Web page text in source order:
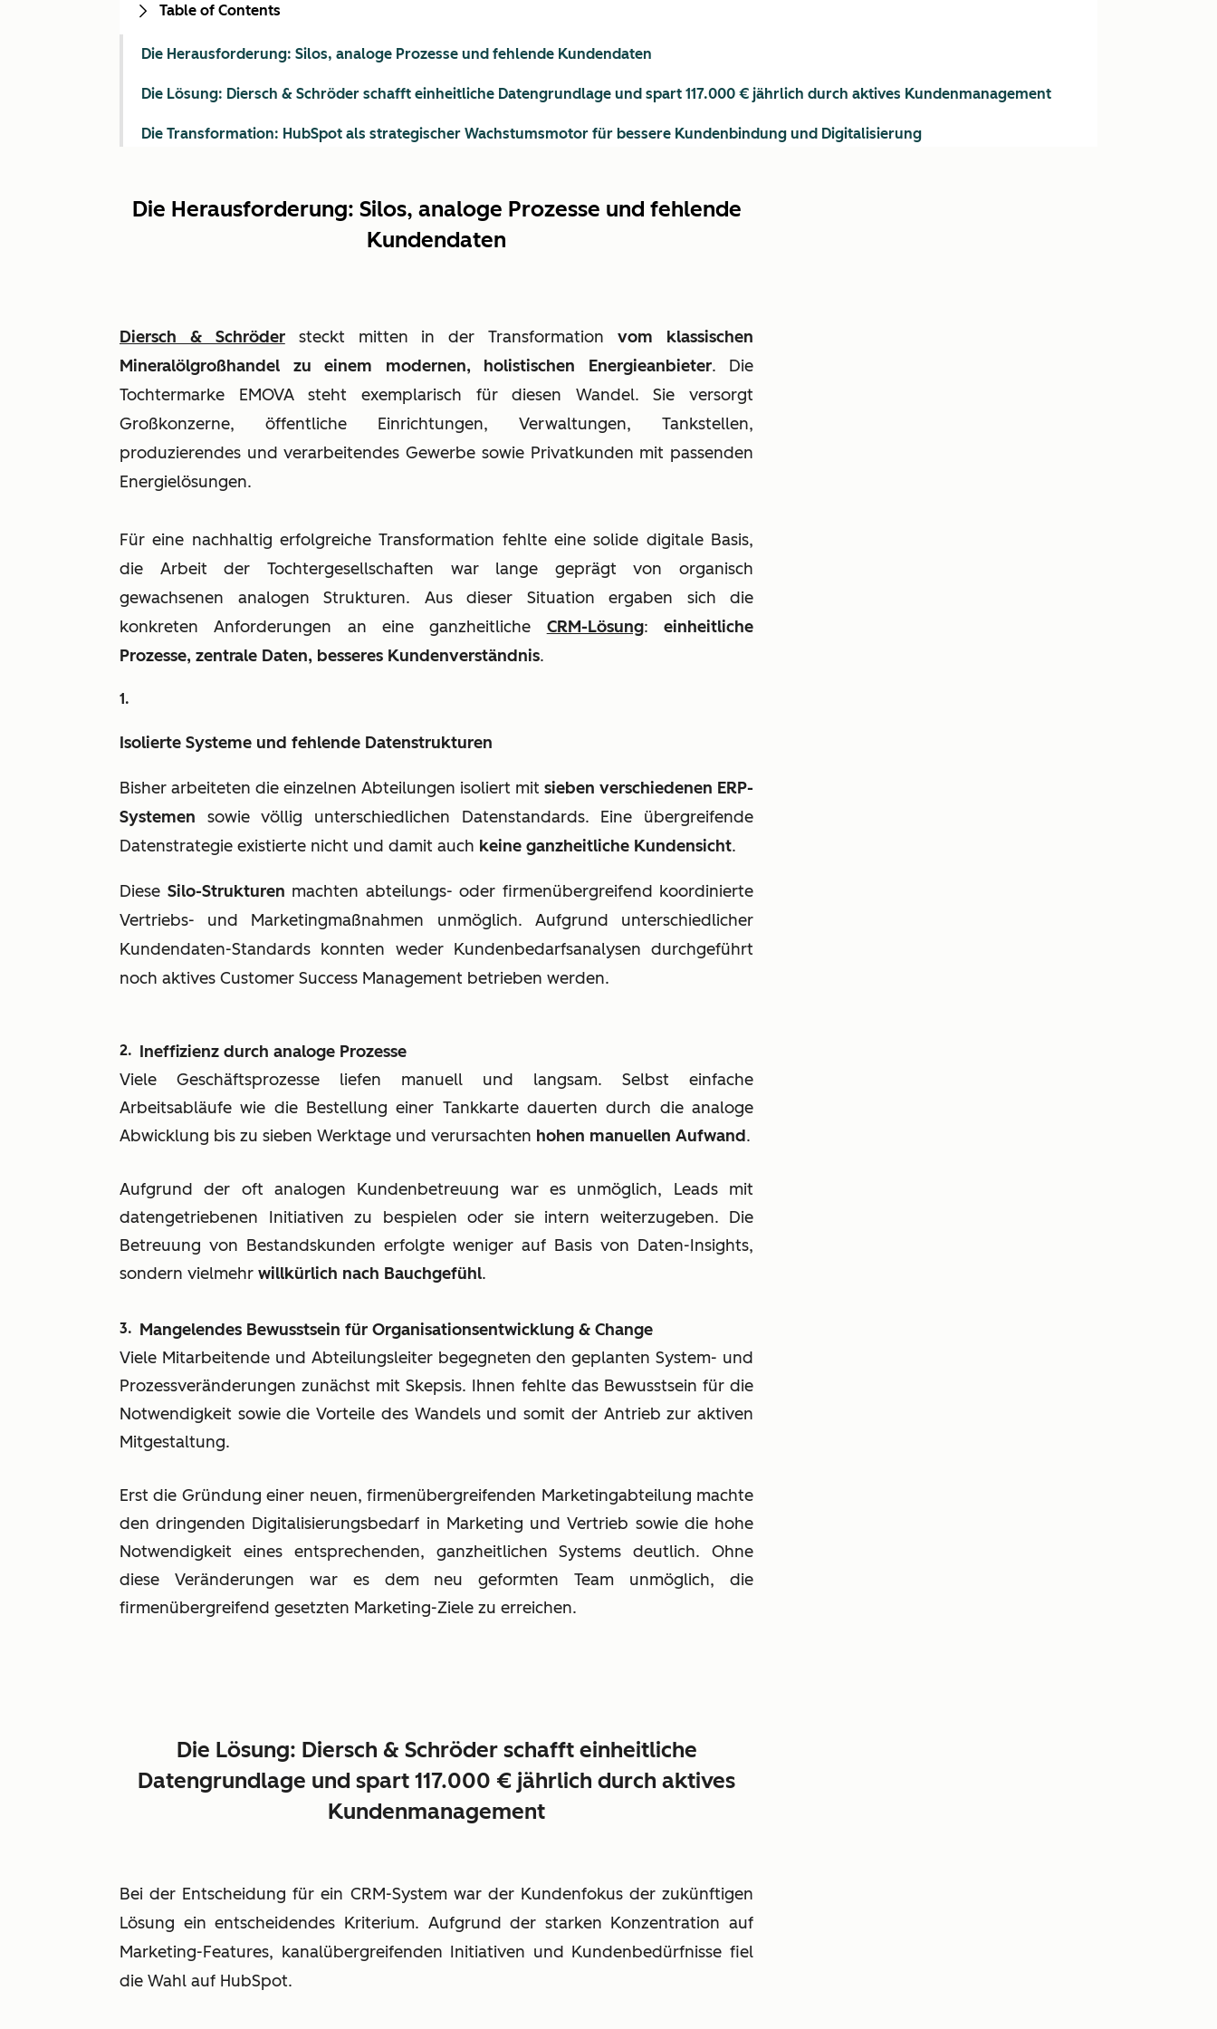
Die Herausforderung: Silos, analoge Prozesse und fehlende
Kundendaten
Diersch & Schrödersteckt mitten in der Transformationvom klassischen
Mineralölgroßhandel zu einem modernen, holistischen Energieanbieter. Die
Tochtermarke EMOVA steht exemplarisch für diesen Wandel. Sie versorgt
Großkonzerne, öffentliche Einrichtungen, Verwaltungen, Tankstellen,
produzierendes und verarbeitendes Gewerbe sowie Privatkunden mit passenden
Energielösungen.
Für eine nachhaltig erfolgreiche Transformation fehlte eine solide digitale Basis,
die Arbeit der Tochtergesellschaften war lange geprägt von organisch
gewachsenen analogen Strukturen. Aus dieser Situation ergaben sich die
konkreten Anforderungen an eine ganzheitliche CRM-Lösung:einheitliche
Prozesse, zentrale Daten, besseres Kundenverständnis.
Isolierte Systeme und fehlende Datenstrukturen
Bisher arbeiteten die einzelnen Abteilungen isoliert mit sieben verschiedenen ERP-
Systemen sowie völlig unterschiedlichen Datenstandards. Eine übergreifende
Datenstrategie existierte nicht und damit auch keine ganzheitliche Kundensicht.
Diese Silo-Strukturen machten abteilungs- oder firmenübergreifend koordinierte
Vertriebs- und Marketingmaßnahmen unmöglich. Aufgrund unterschiedlicher
Kundendaten-Standards konnten weder Kundenbedarfsanalysen durchgeführt
noch aktives Customer Success Management betrieben werden.
Ineffizienz durch analoge Prozesse
Viele Geschäftsprozesse liefen manuell und langsam. Selbst einfache
Arbeitsabläufe wie die Bestellung einer Tankkarte dauerten durch die analoge
Abwicklung bis zu sieben Werktage und verursachten hohen manuellen Aufwand.
Aufgrund der oft analogen Kundenbetreuung war es unmöglich, Leads mit
datengetriebenen Initiativen zu bespielen oder sie intern weiterzugeben. Die
Betreuung von Bestandskunden erfolgte weniger auf Basis von Daten-Insights,
sondern vielmehr willkürlich nach Bauchgefühl.
Mangelendes Bewusstsein für Organisationsentwicklung & Change
Viele Mitarbeitende und Abteilungsleiter begegneten den geplanten System- und
Prozessveränderungen zunächst mit Skepsis. Ihnen fehlte das Bewusstsein für die
Notwendigkeit sowie die Vorteile des Wandels und somit der Antrieb zur aktiven
Mitgestaltung.
Erst die Gründung einer neuen, firmenübergreifenden Marketingabteilung machte
den dringenden Digitalisierungsbedarf in Marketing und Vertrieb sowie die hohe
Notwendigkeit eines entsprechenden, ganzheitlichen Systems deutlich. Ohne
diese Veränderungen war es dem neu geformten Team unmöglich, die
firmenübergreifend gesetzten Marketing-Ziele zu erreichen.
Die Lösung: Diersch & Schröder schafft einheitliche
Datengrundlage und spart 117.000 € jährlich durch aktives
Kundenmanagement
Bei der Entscheidung für ein CRM-System war der Kundenfokus der zukünftigen
Lösung ein entscheidendes Kriterium. Aufgrund der starken Konzentration auf
Marketing-Features, kanalübergreifenden Initiativen und Kundenbedürfnisse fiel
die Wahl auf HubSpot.
Table of Contents
Die Herausforderung: Silos, analoge Prozesse und fehlende Kundendaten
Die Lösung: Diersch & Schröder schafft einheitliche Datengrundlage und spart 117.000 € jährlich durch aktives Kundenmanagement
Die Transformation: HubSpot als strategischer Wachstumsmotor für bessere Kundenbindung und Digitalisierung